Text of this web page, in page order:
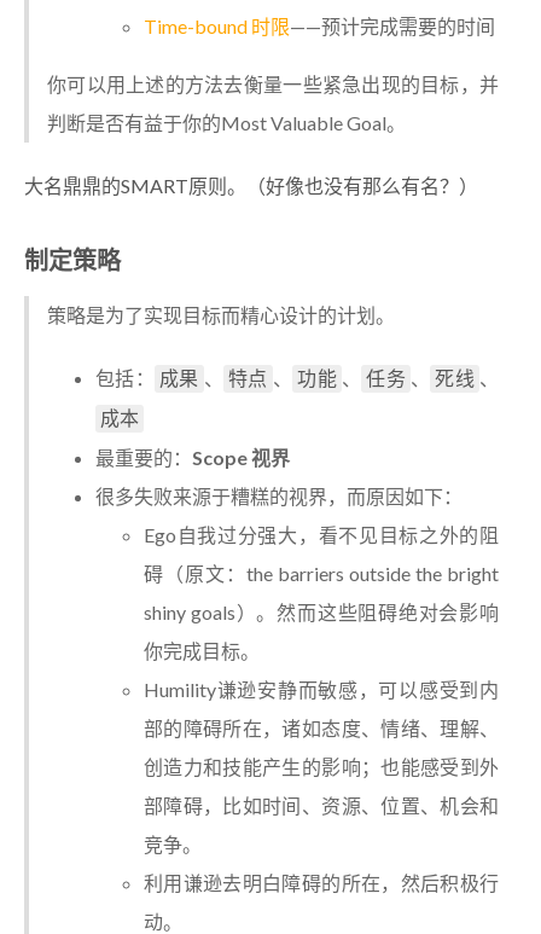
Time-bound 时限——预计完成需要的时间
你可以用上述的方法去衡量一些紧急出现的目标，并
判断是否有益于你的Most Valuable Goal。
大名鼎鼎的SMART原则。（好像也没有那么有名？）
制定策略
策略是为了实现目标而精心设计的计划。
包括： 成果 、 特点 、 功能 、 任务 、 死线 、
成本
最重要的： Scope 视界
很多失败来源于糟糕的视界，而原因如下：
Ego自我过分强大，看不见目标之外的阻
碍（原文：the barriers outside the bright
shiny goals）。然而这些阻碍绝对会影响
你完成目标。
Humility谦逊安静而敏感，可以感受到内
部的障碍所在，诸如态度、情绪、理解、
创造力和技能产生的影响；也能感受到外
部障碍，比如时间、资源、位置、机会和
竞争。
利用谦逊去明白障碍的所在，然后积极行
动。